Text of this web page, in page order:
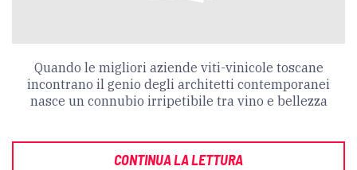
Quando le migliori aziende viti-vinicole toscane
incontrano il genio degli architetti contemporanei
nasce un connubio irripetibile tra vino e bellezza
CONTINUA LA LETTURA